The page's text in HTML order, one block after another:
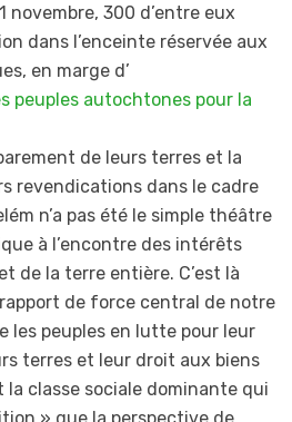
novembre, 300 d’entre eux
dans l’enceinte réservée aux
en marge d’
peuples autochtones pour la
de leurs terres et la
revendications dans le cadre
n’a pas été le simple théâtre
à l’encontre des intérêts
de la terre entière. C’est là
de force central de notre
les peuples en lutte pour leur
terres et leur droit aux biens
la classe sociale dominante qui